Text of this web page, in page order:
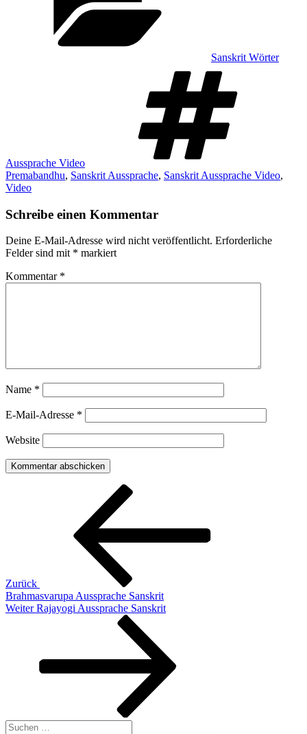
Sanskrit Wörter
Aussprache Video
Premabandhu, Sanskrit Aussprache, Sanskrit Aussprache Video,
Video
Schreibe einen Kommentar
Deine E-Mail-Adresse wird nicht veröffentlicht. Erforderliche
Felder sind mit * markiert
Kommentar *
Name *
E-Mail-Adresse *
Website
Beitragsnavigation
Zurück
Brahmasvarupa Aussprache Sanskrit
Nächster
Weiter Rajayogi Aussprache Sanskrit
Suchen